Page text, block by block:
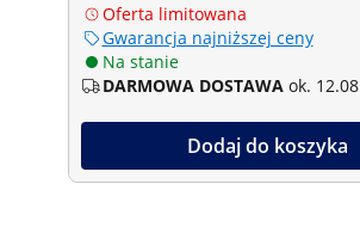
Oferta limitowana
Gwarancja najniższej ceny
Na stanie
DARMOWA DOSTAWA ok. 12.08
Dodaj do koszyka